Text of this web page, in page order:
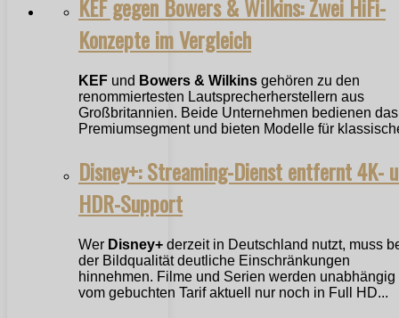
KEF gegen Bowers & Wilkins: Zwei HiFi-
Konzepte im Vergleich
KEF und Bowers & Wilkins gehören zu den
renommiertesten Lautsprecherherstellern aus
Großbritannien. Beide Unternehmen bedienen das
Premiumsegment und bieten Modelle für
Disney+: Streaming-Dienst entfernt 4K-
HDR-Support
Wer Disney+ derzeit in Deutschland nutzt, muss
der Bildqualität deutliche Einschränkungen
hinnehmen. Filme und Serien werden unabhängig
vom gebuchten Tarif aktuell nur noch in Full HD...